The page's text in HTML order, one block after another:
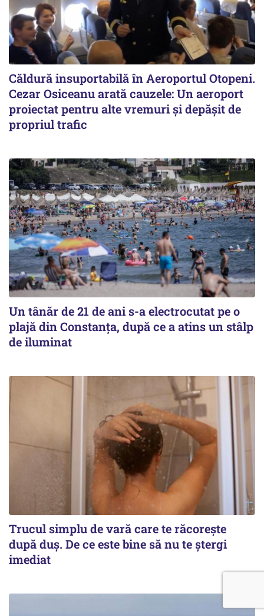
Căldură insuportabilă în Aeroportul Otopeni.
Cezar Osiceanu arată cauzele: Un aeroport
proiectat pentru alte vremuri și depășit de
propriul trafic
Un tânăr de 21 de ani s-a electrocutat pe o
plajă din Constanța, după ce a atins un stâlp
de iluminat
Trucul simplu de vară care te răcorește
după duș. De ce este bine să nu te ștergi
imediat